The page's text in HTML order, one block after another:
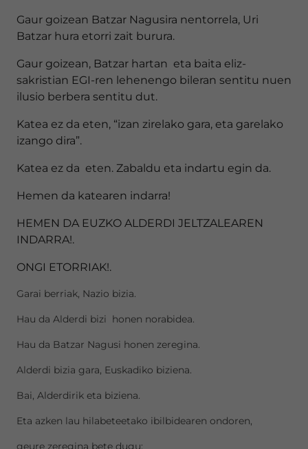
Gaur goizean Batzar Nagusira nentorrela, Uri
Batzar hura etorri zait burura.
Gaur goizean, Batzar hartan eta baita eliz-
sakristian EGI-ren lehenengo bileran sentitu nuen
ilusio berbera sentitu dut.
Katea ez da eten, “izan zirelako gara, eta garelako
izango dira”.
Katea ez da eten. Zabaldu eta indartu egin da.
Hemen da katearen indarra!
HEMEN DA EUZKO ALDERDI JELTZALEAREN
INDARRA!.
ONGI ETORRIAK!.
Garai berriak, Nazio bizia.
Hau da Alderdi bizi honen norabidea.
Hau da Batzar Nagusi honen zeregina.
Alderdi bizia gara, Euskadiko biziena.
Bai, Alderdirik eta biziena.
Eta azken lau hilabeteetako ibilbidearen ondoren,
geure zeregina bete dugu: